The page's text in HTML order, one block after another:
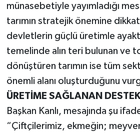
münasebetiyle yayımladığı
tarımın stratejik önemine
devletlerin güçlü üretimle
temelinde alın teri bulunan ve
dönüştüren tarımın ise tüm
önemli alanı oluşturduğunu
ÜRETİME SAĞLANAN
Başkan Kanlı, mesajında şu
“Çiftçilerimiz, ekmeğin;